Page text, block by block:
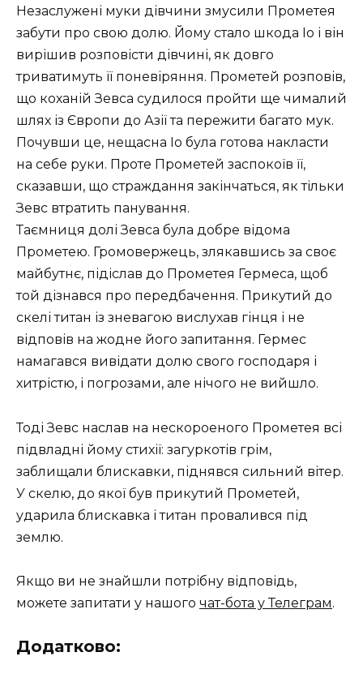
Незаслужені муки дівчини змусили Прометея
забути про свою долю. Йому стало шкода Іо і він
вирішив розповісти дівчині, як довго
триватимуть її поневіряння. Прометей розповів,
що коханій Зевса судилося пройти ще чималий
шлях із Європи до Азії та пережити багато мук.
Почувши це, нещасна Іо була готова накласти
на себе руки. Проте Прометей заспокоїв її,
сказавши, що страждання закінчаться, як тільки
Зевс втратить панування.
Таємниця долі Зевса була добре відома
Прометею. Громовержець, злякавшись за своє
майбутнє, підіслав до Прометея Гермеса, щоб
той дізнався про передбачення. Прикутий до
скелі титан із зневагою вислухав гінця і не
відповів на жодне його запитання. Гермес
намагався вивідати долю свого господаря і
хитрістю, і погрозами, але нічого не вийшло.
Тоді Зевс наслав на нескороеного Прометея всі
підвладні йому стихії: загуркотів грім,
заблищали блискавки, піднявся сильний вітер.
У скелю, до якої був прикутий Прометей,
ударила блискавка і титан провалився під
землю.
Якщо ви не знайшли потрібну відповідь,
можете запитати у нашого чат-бота у Телеграм.
Додатково: